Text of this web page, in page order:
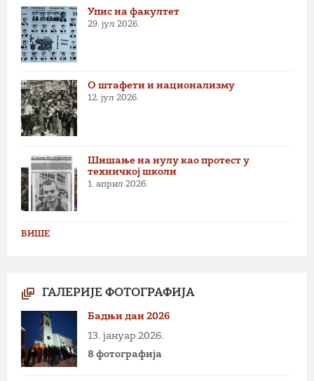
Упис на факултет
29. јул 2026.
О штафети и национализму
12. јул 2026.
Шишање на нулу као протест у
техничкој школи
1. април 2026.
ВИШЕ
ГАЛЕРИЈЕ ФОТОГРАФИЈА
Бадњи дан 2026
13. јануар 2026.
8 фотографија